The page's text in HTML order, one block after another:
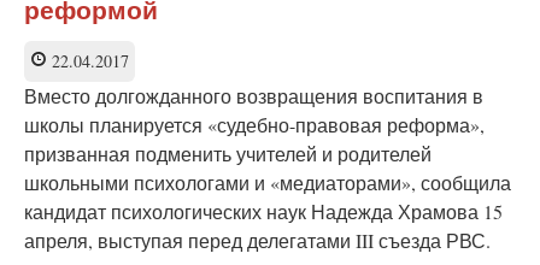
—
замалчивание?
реформой
22.04.2017
Вместо долгожданного возвращения воспитания в
школы планируется «судебно-правовая реформа»,
призванная подменить учителей и родителей
школьными психологами и «медиаторами», сообщила
кандидат психологических наук Надежда Храмова 15
апреля, выступая перед делегатами III съезда РВС.